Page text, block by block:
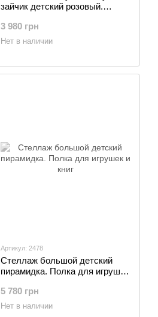
зайчик детский розовый.
Белый
3 980 грн
Нет в наличии
Артикул: 2478
Стеллаж большой детский
пирамидка. Полка для игрушек
5 780 грн
Нет в наличии